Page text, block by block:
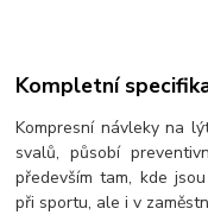
Kompletní
Kompresní návleky na
svalů, působí
především tam, kde
při sportu, ale i v